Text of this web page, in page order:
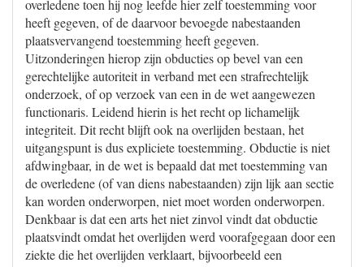
overledene toen hij nog leefde hier zelf toestemming voor
heeft gegeven, of de daarvoor bevoegde nabestaanden
plaatsvervangend toestemming heeft gegeven.
Uitzonderingen hierop zijn obducties op bevel van een
gerechtelijke autoriteit in verband met een strafrechtelijk
onderzoek, of op verzoek van een in de wet aangewezen
functionaris. Leidend hierin is het recht op lichamelijk
integriteit. Dit recht blijft ook na overlijden bestaan, het
uitgangspunt is dus expliciete toestemming. Obductie is niet
afdwingbaar, in de wet is bepaald dat met toestemming van
de overledene (of van diens nabestaanden) zijn lijk aan sectie
kan worden onderworpen, niet moet worden onderworpen.
Denkbaar is dat een arts het niet zinvol vindt dat obductie
plaatsvindt omdat het overlijden werd voorafgegaan door een
ziekte die het overlijden verklaart, bijvoorbeeld een